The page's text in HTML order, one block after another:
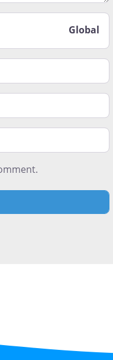
Global